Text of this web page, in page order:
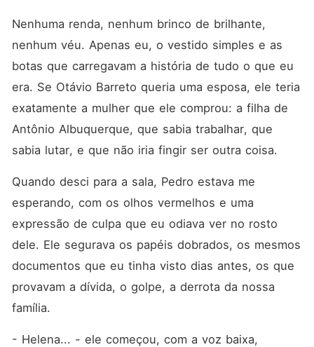
Nenhuma renda, nenhum brinco de brilhante,
nenhum véu. Apenas eu, o vestido simples e as
botas que carregavam a história de tudo o que eu
era. Se Otávio Barreto queria uma esposa, ele teria
exatamente a mulher que ele comprou: a filha de
Antônio Albuquerque, que sabia trabalhar, que
sabia lutar, e que não iria fingir ser outra coisa.
Quando desci para a sala, Pedro estava me
esperando, com os olhos vermelhos e uma
expressão de culpa que eu odiava ver no rosto
dele. Ele segurava os papéis dobrados, os mesmos
documentos que eu tinha visto dias antes, os que
provavam a dívida, o golpe, a derrota da nossa
família.
- Helena... - ele começou, com a voz baixa,